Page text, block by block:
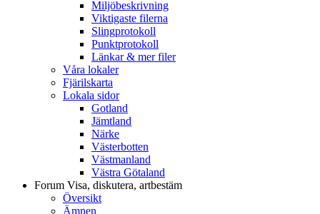
Miljöbeskrivning
Viktigaste filerna
Slingprotokoll
Punktprotokoll
Länkar & mer filer
Våra lokaler
Fjärilskarta
Lokala sidor
Gotland
Jämtland
Närke
Västerbotten
Västmanland
Västra Götaland
Forum Visa, diskutera, artbestäm
Översikt
Ämnen